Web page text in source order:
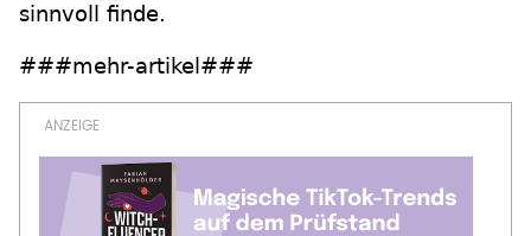
sinnvoll finde.
###mehr-artikel###